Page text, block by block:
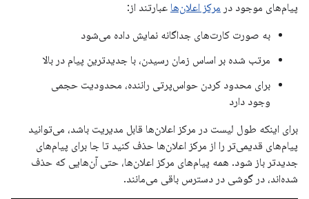
پیام‌های موجود در مرکز اعلان‌ها عبارتند از:
به صورت کارت‌های جداگانه نمایش داده می‌شود
مرتب شده بر اساس زمان رسیدن، با جدیدترین پیام در بالا
برای محدود کردن حواس‌پرتی راننده، محدودیت حجمی
وجود دارد
برای اینکه طول لیست در مرکز اعلان‌ها قابل مدیریت باشد، می‌توانید
پیام‌های قدیمی‌تر را از مرکز اعلان‌ها حذف کنید تا جا برای پیام‌های
جدیدتر باز شود. همه پیام‌های مرکز اعلان‌ها، حتی آن‌هایی که حذف
شده‌اند، در گوشی در دسترس باقی می‌مانند.